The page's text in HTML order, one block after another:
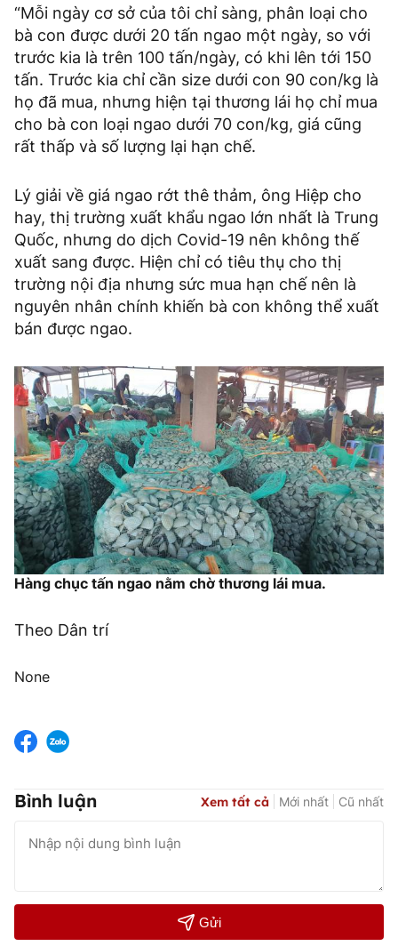
“Mỗi ngày cơ sở của tôi chỉ sàng, phân loại cho
bà con được dưới 20 tấn ngao một ngày, so với
trước kia là trên 100 tấn/ngày, có khi lên tới 150
tấn. Trước kia chỉ cần size dưới con 90 con/kg là
họ đã mua, nhưng hiện tại thương lái họ chỉ mua
cho bà con loại ngao dưới 70 con/kg, giá cũng
rất thấp và số lượng lại hạn chế.
Lý giải về giá ngao rớt thê thảm, ông Hiệp cho
hay, thị trường xuất khẩu ngao lớn nhất là Trung
Quốc, nhưng do dịch Covid-19 nên không thế
xuất sang được. Hiện chỉ có tiêu thụ cho thị
trường nội địa nhưng sức mua hạn chế nên là
nguyên nhân chính khiến bà con không thể xuất
bán được ngao.
Hàng chục tấn ngao nằm chờ thương lái mua.
Theo Dân trí
None
Bình luận Xem tất cả Mới nhất Cũ nhất
Gửi